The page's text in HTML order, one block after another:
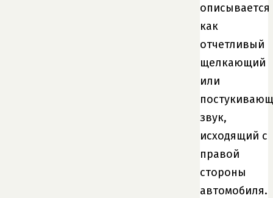
описывается
как
отчетливый
щелкающий
или
звук,
исходящий с
правой
стороны
автомобиля.